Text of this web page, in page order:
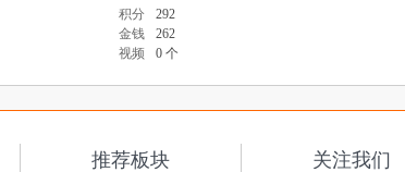
积分
292
金钱
262
视频 0 个
推荐板块 关注我们